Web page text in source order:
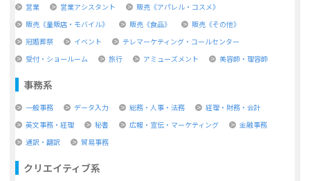
営業 営業アシスタント
販売《アパレル・コスメ》
販売《量販店・モバイル》
販売《食品》
販売《その他》
冠婚葬祭
イベント
テレマーケティング・コールセンター
受付・ショールーム
旅行 アミューズメント 美容師・理容師
事務系
一般事務 データ入力 総務・人事・法務
経理・財務・会計
英文事務・経理
秘書 広報・宣伝・マーケティング
金融事務
通訳・翻訳
貿易事務
クリエイティブ系